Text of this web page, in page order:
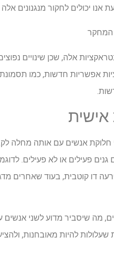
יכולים לחקור מנגנונים
אפשריות חדשות, כמו תסמונת
אנשים עם אותה מחלה
פעילים או לא פעילים.
דו קוטבית, בעוד שאחרים
מה שיסביר מדוע לשני אנשים
להיות מאובחנות,